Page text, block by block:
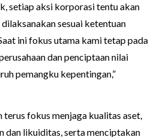
setiap aksi korporasi tentu akan
sesuai ketentuan
ini fokus utama kami tetap pada
dan penciptaan nilai
pemangku kepentingan,”
terus fokus menjaga kualitas aset,
dan likuiditas, serta menciptakan